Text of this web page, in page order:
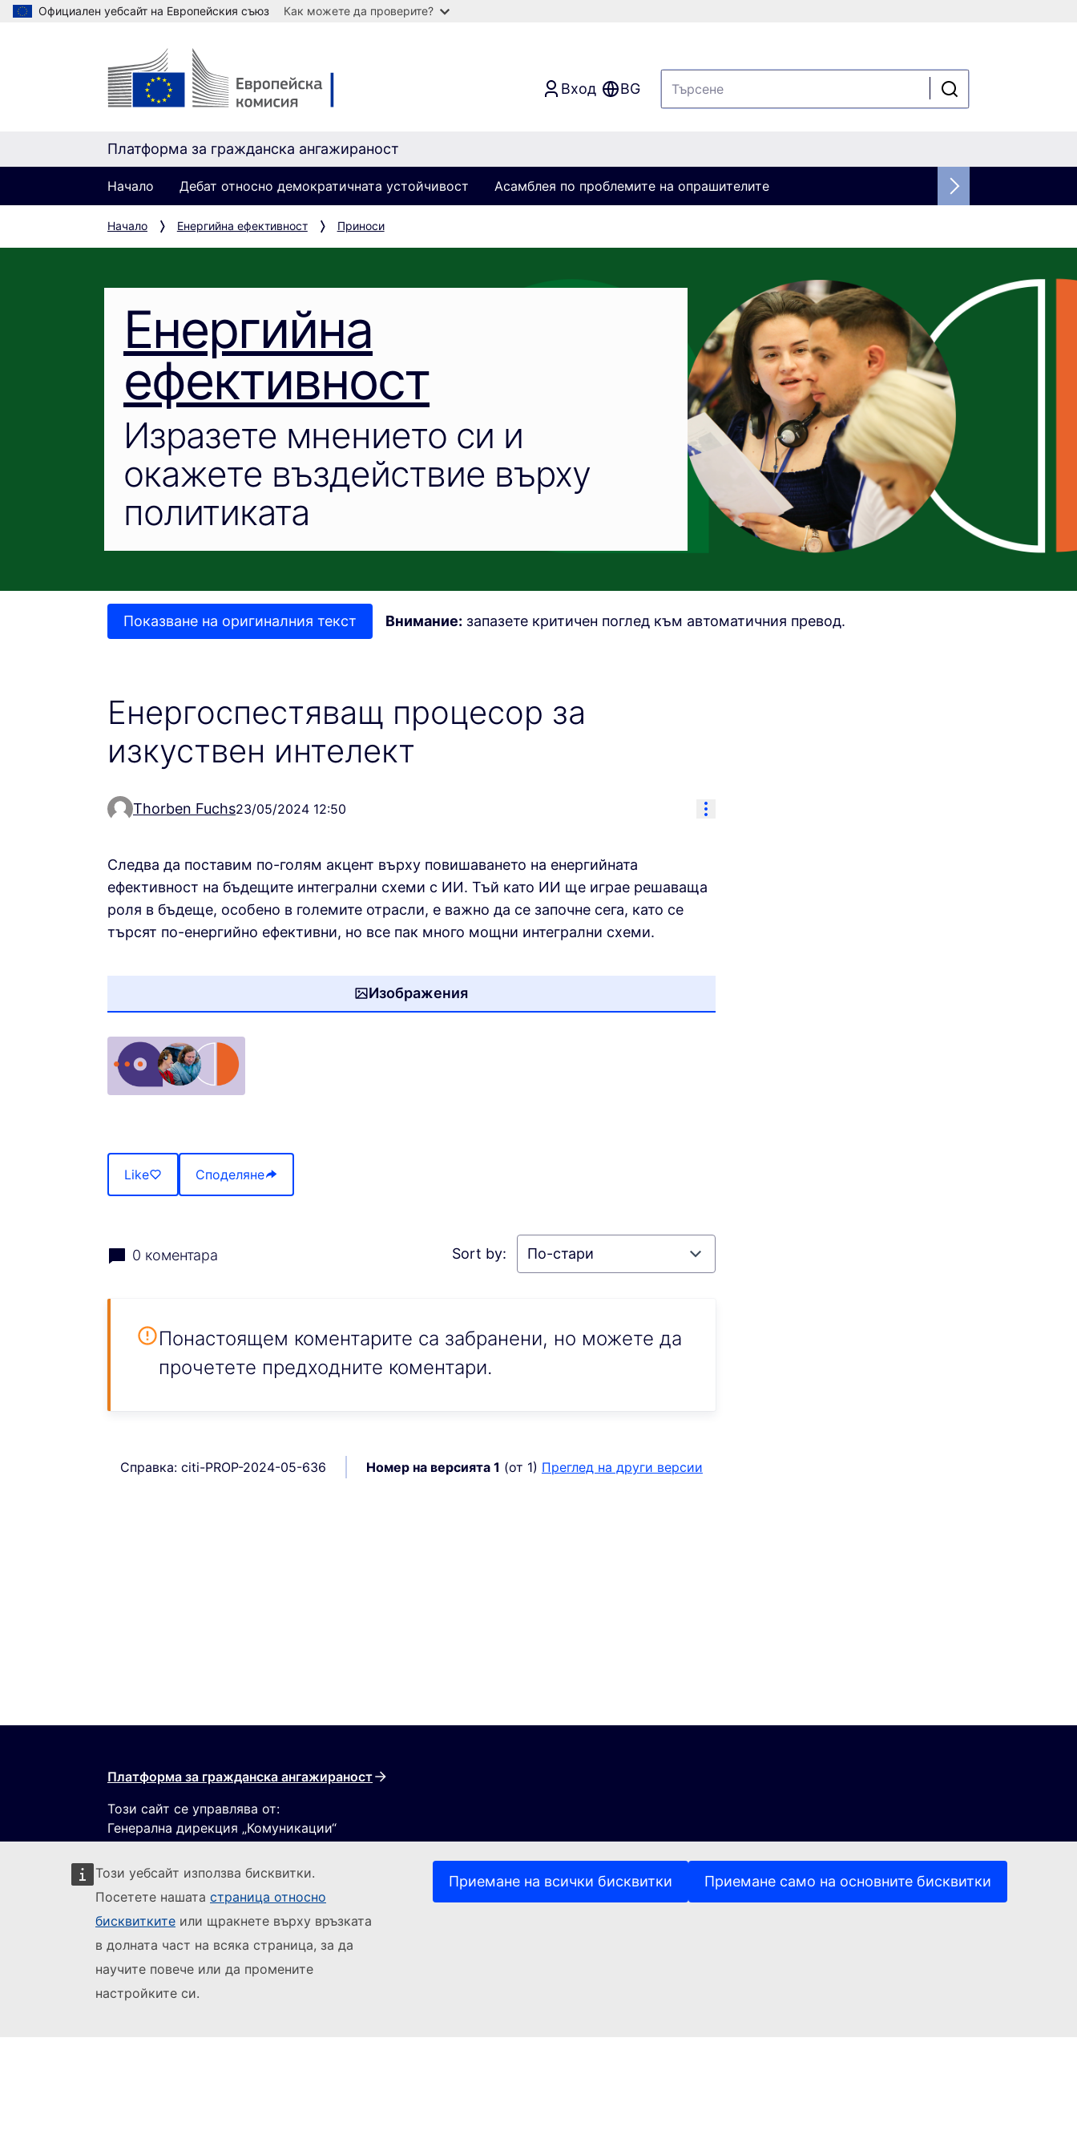
Официален уебсайт на Европейския съюз Как можете да проверите?
Този уебсайт използва бисквитки.
Посетете нашата страница относно
бисквитките или щракнете върху връзката
в долната част на всяка страница, за да
научите повече или да промените
настройките си.
Приемане на всички бисквитки Приемане само на основните бисквитки
Вход BG
Платформа за гражданска ангажираност
Начало Дебат относно демократичната устойчивост Асамблея по проблемите на опрашителите
Начало Енергийна ефективност Приноси
Енергийна
ефективност
Изразете мнението си и
окажете въздействие върху
политиката
Показване на оригиналния текст Внимание: запазете критичен поглед към автоматичния превод.
Енергоспестяващ процесор за
изкуствен интелект
Thorben Fuchs23/05/2024 12:50 Resource controls
Следва да поставим по-голям акцент върху повишаването на енергийната
ефективност на бъдещите интегрални схеми с ИИ. Тъй като ИИ ще играе решаваща
роля в бъдеще, особено в големите отрасли, е важно да се започне сега, като се
търсят по-енергийно ефективни, но все пак много мощни интегрални схеми.
Изображения
Like Споделяне
0 коментара Sort by:
Понастоящем коментарите са забранени, но можете да
прочетете предходните коментари.
Справка: citi-PROP-2024-05-636 Номер на версията 1 (от 1) преглед на други версии
Платформа за гражданска ангажираност
Този сайт се управлява от:
Генерална дирекция „Комуникации“
Sledujte Evropskou komisi
Докладване на ИТ уязвимост